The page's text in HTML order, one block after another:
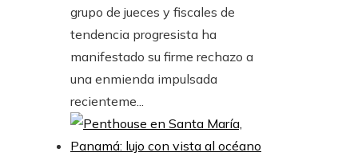
grupo de jueces y fiscales de
tendencia progresista ha
manifestado su firme rechazo a
una enmienda impulsada
recienteme...